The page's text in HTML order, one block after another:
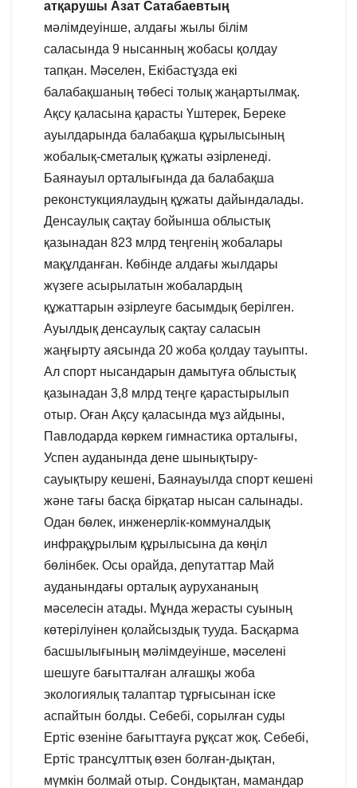
атқарушы Азат Сатабаевтың
мәлімдеуінше, алдағы жылы білім
саласында 9 нысанның жобасы қолдау
тапқан. Мәселен, Екібастұзда екі
балабақшаның төбесі толық жаңартылмақ.
Ақсу қаласына қарасты Үштерек, Береке
ауылдарында балабақша құрылысының
жобалық-сметалық құжаты әзірленеді.
Баянауыл орталығында да балабақша
реконстукциялаудың құжаты дайындалады.
Денсаулық сақтау бойынша облыстық
қазынадан 823 млрд теңгенің жобалары
мақұлданған. Көбінде алдағы жылдары
жүзеге асырылатын жобалардың
құжаттарын әзірлеуге басымдық берілген.
Ауылдық денсаулық сақтау саласын
жаңғырту аясында 20 жоба қолдау тауыпты.
Ал спорт нысандарын дамытуға облыстық
қазынадан 3,8 млрд теңге қарастырылып
отыр. Оған Ақсу қаласында мұз айдыны,
Павлодарда көркем гимнастика орталығы,
Успен ауданында дене шынықтыру-
сауықтыру кешені, Баянауылда спорт кешені
және тағы басқа бірқатар нысан салынады.
Одан бөлек, инженерлік-коммуналдық
инфрақұрылым құрылысына да көңіл
бөлінбек. Осы орайда, депутаттар Май
ауданындағы орталық аурухананың
мәселесін атады. Мұнда жерасты суының
көтерілуінен қолайсыздық тууда. Басқарма
басшылығының мәлімдеуінше, мәселені
шешуге бағытталған алғашқы жоба
экологиялық талаптар тұрғысынан іске
аспайтын болды. Себебі, сорылған суды
Ертіс өзеніне бағыттауға рұқсат жоқ. Себебі,
Ертіс трансұлттық өзен болған-дықтан,
мүмкін болмай отыр. Сондықтан, мамандар